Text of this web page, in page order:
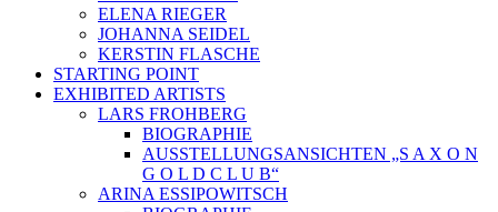
ELENA RIEGER
JOHANNA SEIDEL
KERSTIN FLASCHE
STARTING POINT
EXHIBITED ARTISTS
LARS FROHBERG
BIOGRAPHIE
AUSSTELLUNGSANSICHTEN „S A X O N
G O L D C L U B“
ARINA ESSIPOWITSCH